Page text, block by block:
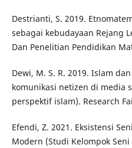
Destrianti, S. 2019.
sebagai kebudayaan Rejang
Dan Penelitian Pendidikan
Dewi, M. S. R. 2019. Islam
komunikasi netizen di media
perspektif islam). Research
Efendi, Z. 2021. Eksistensi
Modern (Studi Kelompok